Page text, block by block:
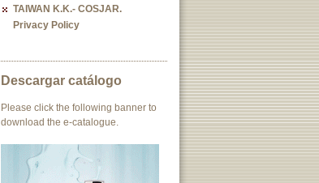
TAIWAN K.K.- COSJAR.
Privacy Policy
Descargar catálogo
Please click the following banner to
download the e-catalogue.